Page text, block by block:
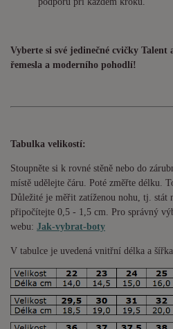
Vyberte si své jedinečné cvičky
řemesla a moderního pohodlí!
Tabulka velikostí:
Stoupněte si k rovné stěně nebo do
místě udělejte čáru. Poté změřte délku.
Důležité je měřit zatíženou nohu, tj. stát
připočítejte 0,5 - 1,5 cm. Pro správný
webu: Jak-vybrat-boty
V tabulce je uvedená vnitřní délka a